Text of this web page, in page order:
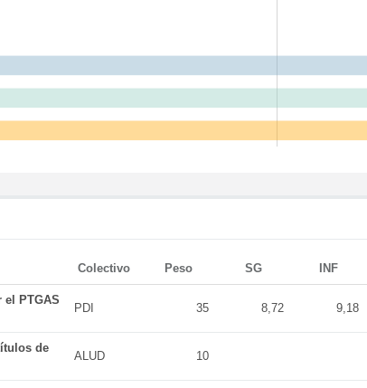
Colectivo Peso SG INF
PTGAS
PDI 35 8,72 9,18
de
ALUD 10